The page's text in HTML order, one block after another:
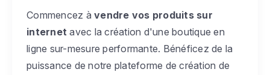
Commencez à vendre vos produits sur
internet avec la création d'une boutique en
ligne sur-mesure performante. Bénéficez de la
puissance de notre plateforme de création de